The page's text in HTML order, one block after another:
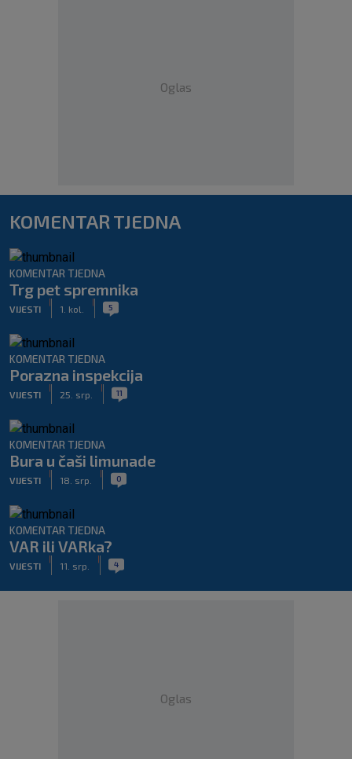
Oglas
KOMENTAR TJEDNA
KOMENTAR TJEDNA
Trg pet spremnika
VIJESTI 1. kol. 5
KOMENTAR TJEDNA
Porazna inspekcija
VIJESTI 25. srp. 11
KOMENTAR TJEDNA
Bura u čaši limunade
VIJESTI 18. srp. 0
KOMENTAR TJEDNA
VAR ili VARka?
VIJESTI 11. srp. 4
Oglas